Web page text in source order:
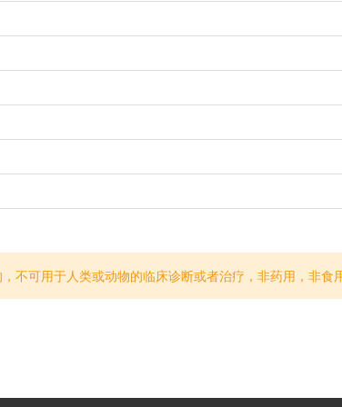
不可用于人类或动物的临床诊断或者治疗，非药用，非食